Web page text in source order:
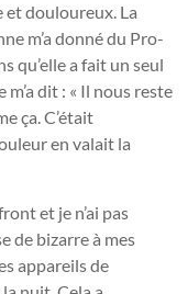
et douloureux. La
m’a donné du Pro-
qu’elle a fait un seul
m’a dit : « Il nous reste
ça. C’était
en valait la
et je n’ai pas
de bizarre à mes
appareils de